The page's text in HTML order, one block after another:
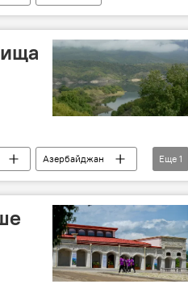
Азербайджан
Еще 1